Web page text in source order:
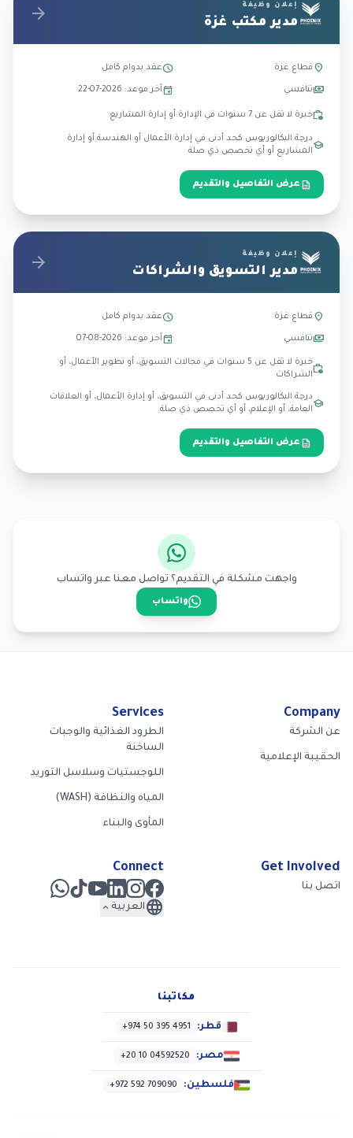
إعلان وظيفة
مدير مكتب غزة arrow_forward
location_on قطاع غزة scheduleعقد بدوام كامل
paymentsتنافسي eventآخر موعد: 2026-07-22
work_historyخبرة لا تقل عن 7 سنوات في الإدارة أو إدارة المشاريع
schoolدرجة البكالوريوس كحد أدنى في إدارة الأعمال أو الهندسة أو إدارة
المشاريع أو أي تخصص ذي صلة
description عرض التفاصيل والتقديم
إعلان وظيفة
مدير التسويق والشراكات arrow_forward
location_on قطاع غزة scheduleعقد بدوام كامل
paymentsتنافسي eventآخر موعد: 2026-08-07
work_history
خبرة لا تقل عن 5 سنوات في مجالات التسويق، أو تطوير الأعمال، أو
الشراكات
schoolدرجة البكالوريوس كحد أدنى في التسويق، أو إدارة الأعمال، أو العلاقات
العامة، أو الإعلام، أو أي تخصص ذي صلة
description عرض التفاصيل والتقديم
واجهت مشكلة في التقديم؟ تواصل معنا عبر واتساب
واتساب
Company
عن الشركة
الحقيبة الإعلامية
Services
الطرود الغذائية والوجبات
الساخنة
اللوجستيات وسلاسل التوريد
المياه والنظافة (WASH)
المأوى والبناء
Get Involved
اتصل بنا
Connect
language العربية expand_less
مكاتبنا
قطر: +974 50 395 4951
مصر: +20 10 04592520
فلسطين: +972 592 709090